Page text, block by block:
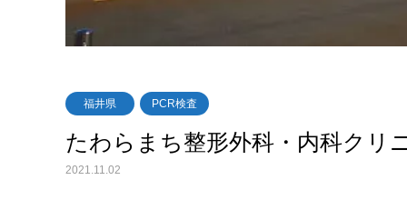
福井県 PCR検査
たわらまち整形外科・内科クリ
2021.11.02